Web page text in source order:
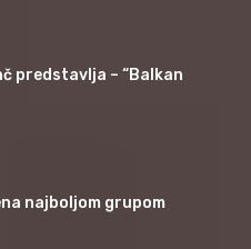
predstavlja – “Balkan
najboljom grupom